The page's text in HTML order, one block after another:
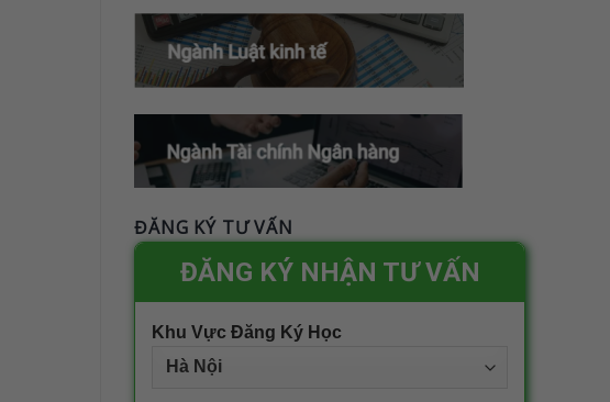
ĐĂNG KÝ TƯ VẤN
ĐĂNG KÝ NHẬN TƯ VẤN
Khu Vực Đăng Ký Học